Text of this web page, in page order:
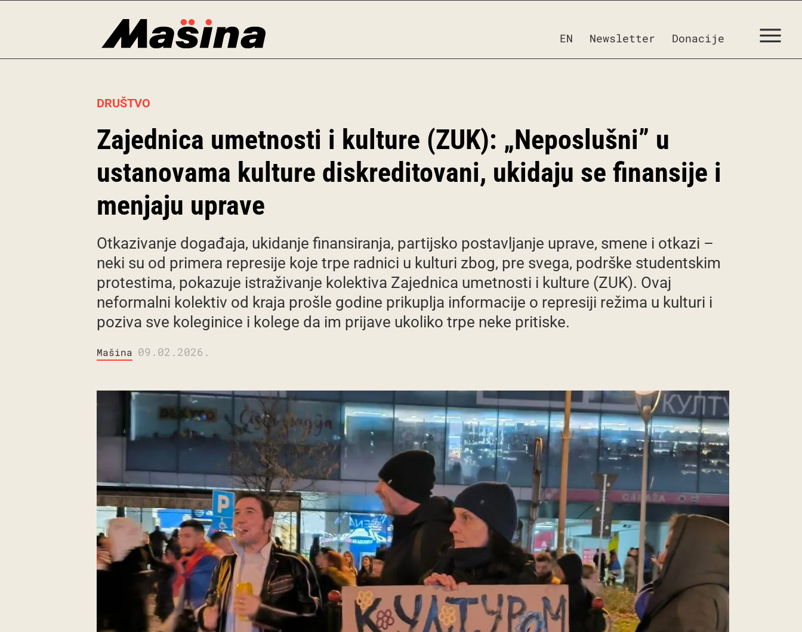
EN Newsletter Donacije
DRUŠTVO
Zajednica umetnosti i kulture (ZUK): „Neposlušni” u
ustanovama kulture diskreditovani, ukidaju se finansije i
menjaju uprave
Otkazivanje događaja, ukidanje finansiranja, partijsko postavljanje uprave, smene i otkazi –
neki su od primera represije koje trpe radnici u kulturi zbog, pre svega, podrške studentskim
protestima, pokazuje istraživanje kolektiva Zajednica umetnosti i kulture (ZUK). Ovaj
neformalni kolektiv od kraja prošle godine prikuplja informacije o represiji režima u kulturi i
poziva sve koleginice i kolege da im prijave ukoliko trpe neke pritiske.
Mašina 09.02.2026.